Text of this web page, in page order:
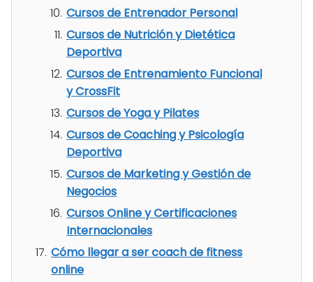
Cursos de Entrenador Personal
Cursos de Nutrición y Dietética
Deportiva
Cursos de Entrenamiento Funcional
y CrossFit
Cursos de Yoga y Pilates
Cursos de Coaching y Psicología
Deportiva
Cursos de Marketing y Gestión de
Negocios
Cursos Online y Certificaciones
Internacionales
Cómo llegar a ser coach de fitness
online